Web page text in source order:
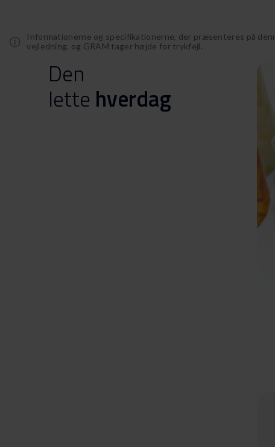
Informationerne og specifikationerne, der præsenteres på
vejledning, og GRAM tager højde for trykfejl.
Den
lette hverdag